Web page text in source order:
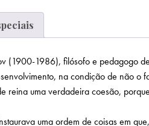
1986), filósofo e pedagogo
na condição de não o
reina uma verdadeira coesão,
uma ordem de coisas em